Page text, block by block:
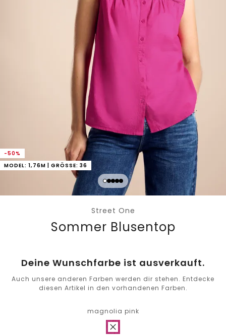
-50%
MODEL: 1,76M | GRÖSSE: 36
Street One
Sommer Blusentop
Deine Wunschfarbe ist ausverkauft.
Auch unsere anderen Farben werden dir stehen. Entdecke
diesen Artikel in den vorhandenen Farben.
magnolia pink